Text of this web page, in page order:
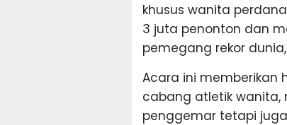
khusus wanita
3 juta penonton dan
pemegang rekor
Acara ini memberikan
cabang atletik wanita,
penggemar tetapi